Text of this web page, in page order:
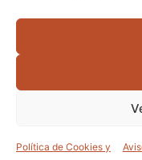
Política de Cookies y
0